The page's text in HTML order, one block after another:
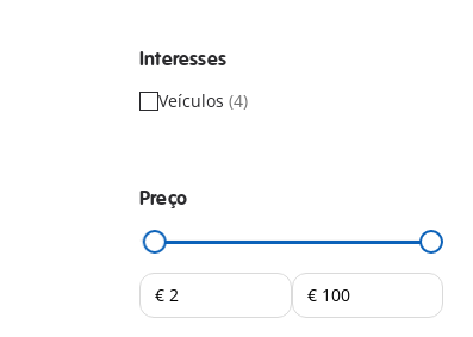
Interesses
Veículos (4)
Preço